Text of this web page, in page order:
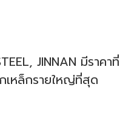
JINNAN มีราคาที่
เหล็กรายใหญ่ที่สุด